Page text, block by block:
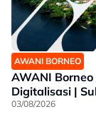
AWANI BORNEO
AWANI
Digitalisasi |
03/08/2026